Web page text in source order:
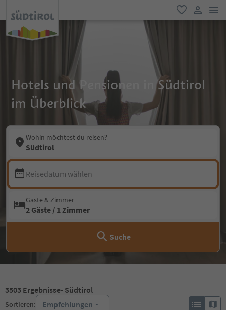
favorit
user link
Hotels und Pensionen in Südtirol
im Überblick
Wohin möchtest du reisen?
Südtirol
Reisedatum wählen
Gäste & Zimmer
2 Gäste / 1 Zimmer
Suche
3503 Ergebnisse- Südtirol
Sortieren: Empfehlungen